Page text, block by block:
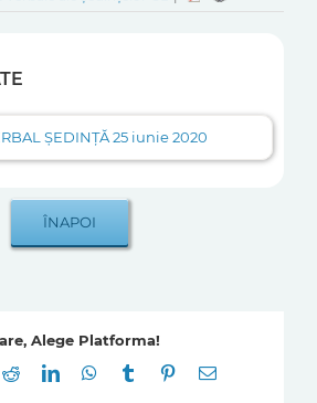
ȘEDINȚĂ 25 iunie 2020
Alege Platforma!
RedditLinkedInWhatsApp
Tumblr Pinterest
E-